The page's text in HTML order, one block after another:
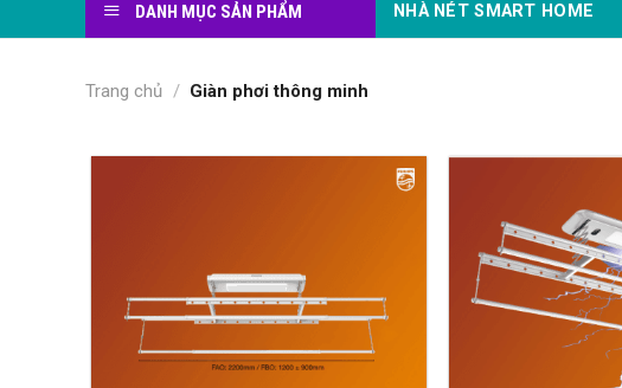
DANH MỤC SẢN PHẨM NHÀ NÉT SMART HOME
Trang chủ / Giàn phơi thông minh